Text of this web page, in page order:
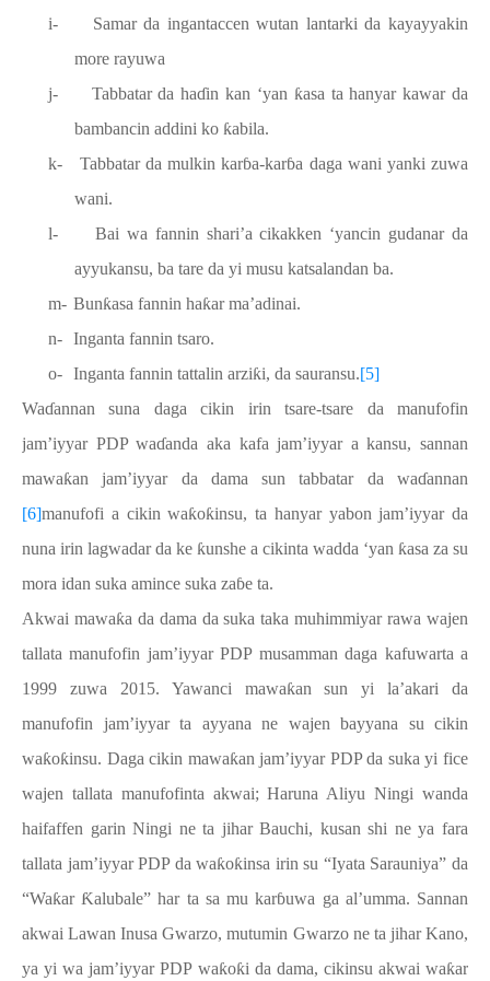
i-
Samar da ingantaccen wutan lantarki da kayayyakin
more rayuwa
j-
Tabbatar da haɗin kan ‘yan ƙasa ta hanyar kawar da
bambancin addini ko ƙabila.
k-
Tabbatar da mulkin karɓa-karɓa daga wani yanki zuwa
wani.
l-
Bai wa fannin shari’a cikakken ‘yancin gudanar da
ayyukansu, ba tare da yi musu katsalandan ba.
m- Bunƙasa fannin haƙar ma’adinai.
n- Inganta fannin tsaro.
o- Inganta fannin tattalin arziƙi, da sauransu.[5]
Waɗannan suna daga cikin irin tsare-tsare da manufofin
jam’iyyar PDP waɗanda aka kafa jam’iyyar a kansu, sannan
mawaƙan jam’iyyar da dama sun tabbatar da waɗannan
[6]manufofi a cikin waƙoƙinsu, ta hanyar yabon jam’iyyar da
nuna irin lagwadar da ke ƙunshe a cikinta wadda ‘yan ƙasa za su
mora idan suka amince suka zaɓe ta.
Akwai mawaƙa da dama da suka taka muhimmiyar rawa wajen
tallata manufofin jam’iyyar PDP musamman daga kafuwarta a
1999 zuwa 2015. Yawanci mawaƙan sun yi la’akari da
manufofin jam’iyyar ta ayyana ne wajen bayyana su cikin
waƙoƙinsu. Daga cikin mawaƙan jam’iyyar PDP da suka yi fice
wajen tallata manufofinta akwai; Haruna Aliyu Ningi wanda
haifaffen garin Ningi ne ta jihar Bauchi, kusan shi ne ya fara
tallata jam’iyyar PDP da waƙoƙinsa irin su “Iyata Sarauniya” da
“WaƙarƘalubale” har ta sa mu karɓuwa ga al’umma. Sannan
akwai Lawan Inusa Gwarzo, mutumin Gwarzo ne ta jihar Kano,
ya yi wa jam’iyyar PDP waƙoƙi da dama, cikinsu akwai waƙar